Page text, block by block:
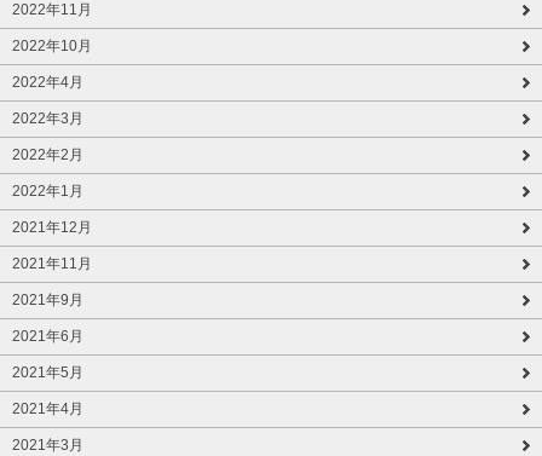
2022年11月
2022年10月
2022年4月
2022年3月
2022年2月
2022年1月
2021年12月
2021年11月
2021年9月
2021年6月
2021年5月
2021年4月
2021年3月